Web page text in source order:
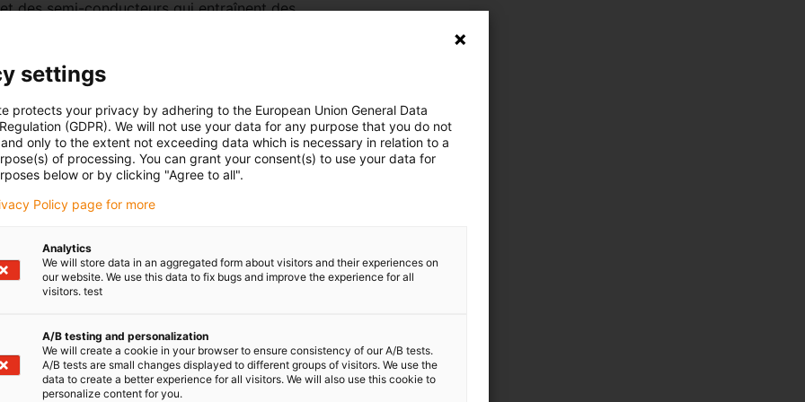
des semi-conducteurs qui entraînent des
à billes. Pour les exploitants, la crainte de
des équipements qu’elle entraîne, est
plus nombreuses de clients souhaitant avoir une
d’utiliser pour notre roulement à billes
de résister aux exigences particulières de
semi-conducteurs et de batteries pour le secteur
Responsable de la Division iglidur chez igus
nombreuses pour le choix du matériau de la
besoins de son application. »
résistantes aux chocs thermiques
intérieure et extérieure sont en xirodur
Pour les billes, igus propose en plus de l’inox et du
des billes en céramique est qu’elles
résistantes et présentent une grande ténacité
par une grande résistance aux chocs thermiques.
durée de vie allongée de 50 %
settings
protects your privacy by adhering to the European Union General Data
(GDPR). We will not use your data for any purpose that you do not
only to the extent not exceeding data which is necessary in relation to a
of processing. You can grant your consent(s) to use your data for
below or by clicking "Agree to all".
Policy page for more
Analytics
We will store data in an aggregated form about visitors and their experiences on
our website. We use this data to fix bugs and improve the experience for all
visitors. test
A/B testing and personalization
We will create a cookie in your browser to ensure consistency of our A/B tests.
A/B tests are small changes displayed to different groups of visitors. We use the
data to create a better experience for all visitors. We will also use this cookie to
personalize content for you.